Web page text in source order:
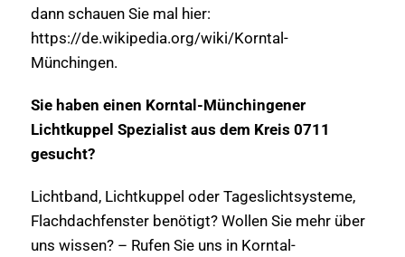
dann schauen Sie mal hier:
https://de.wikipedia.org/wiki/Korntal-
Münchingen.
Sie haben einen Korntal-Münchingener
Lichtkuppel Spezialist aus dem Kreis 0711
gesucht?
Lichtband, Lichtkuppel oder Tageslichtsysteme,
Flachdachfenster benötigt? Wollen Sie mehr über
uns wissen? – Rufen Sie uns in Korntal-